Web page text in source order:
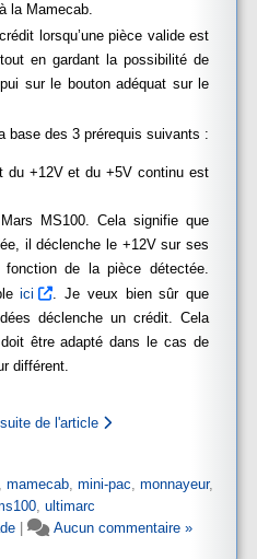
la Mamecab.
lorsqu’une pièce valide est
en gardant la possibilité de
sur le bouton adéquat sur le
base des 3 prérequis suivants :
du +12V et du +5V continu est
MS100. Cela signifie que
il déclenche le +12V sur ses
de la pièce détectée.
ici
. Je veux bien sûr que
déclenche un crédit. Cela
être adapté dans le cas de
différent.
de l'article
, mamecab, mini-pac, monnayeur,
, ultimarc
Aucun commentaire »